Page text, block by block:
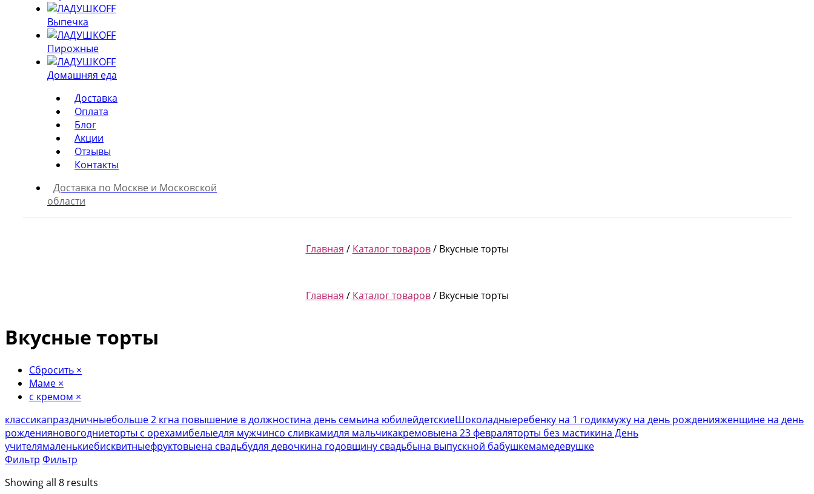
Выпечка
Пирожные
Домашняя еда
Доставка
Оплата
Блог
Акции
Отзывы
Контакты
Доставка по Москве и Московской
области
Главная / Каталог товаров/ Вкусные торты
Главная / Каталог товаров/ Вкусные торты
Вкусные торты
Сбросить ×
Маме ×
с кремом ×
классикапраздничныебольше 2 кгна повышение в должностина день семьина юбилейдетскиеШоколадныеребенку на 1 годикмужу на день рожденияженщине на день
рожденияновогодниеторты с орехамибелыедля мужчинсо сливкамидля мальчикакремовыена 23 февраляторты без мастикина День
учителямаленькиебисквитныефруктовыена свадьбудля девочкина годовщину свадьбына выпускной бабушкемамедевушке
Фильтр Фильтр
Showing all 8 results